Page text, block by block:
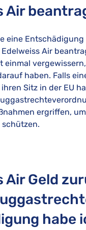
Air
eine
Air
einmal
haben. Falls
Sitz in der EU
ergriffen,
schützen.
Air Geld
habe